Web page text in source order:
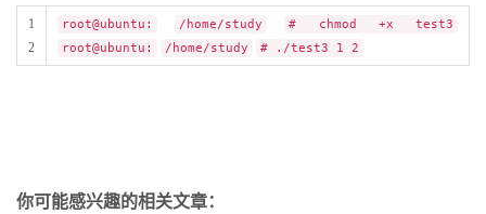
1
2
root@ubuntu: /home/study
# chmod +x test3
root@ubuntu:
/home/study # ./test3 1 2
你可能感兴趣的相关文章：